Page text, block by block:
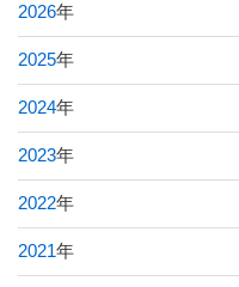
2026年
2025年
2024年
2023年
2022年
2021年